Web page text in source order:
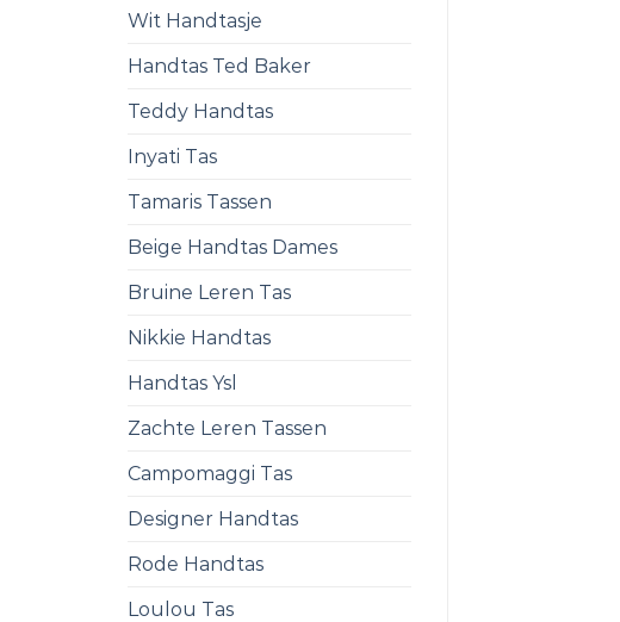
Wit Handtasje
Handtas Ted Baker
Teddy Handtas
Inyati Tas
Tamaris Tassen
Beige Handtas Dames
Bruine Leren Tas
Nikkie Handtas
Handtas Ysl
Zachte Leren Tassen
Campomaggi Tas
Designer Handtas
Rode Handtas
Loulou Tas